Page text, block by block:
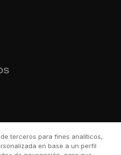
terceros para fines analíticos,
en base a un perfil